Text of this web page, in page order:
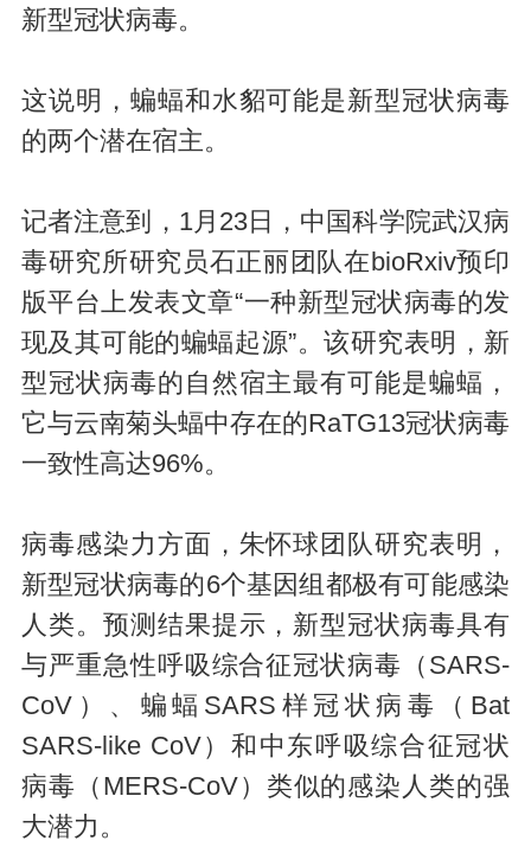
新型冠状病毒。
这说明，蝙蝠和水貂可能是新型冠状病毒
的两个潜在宿主。
记者注意到，1月23日，中国科学院武汉病
毒研究所研究员石正丽团队在bioRxiv预印
版平台上发表文章“一种新型冠状病毒的发
现及其可能的蝙蝠起源”。该研究表明，新
型冠状病毒的自然宿主最有可能是蝙蝠，
它与云南菊头蝠中存在的RaTG13冠状病毒
一致性高达96%。
病毒感染力方面，朱怀球团队研究表明，
新型冠状病毒的6个基因组都极有可能感染
人类。预测结果提示，新型冠状病毒具有
与严重急性呼吸综合征冠状病毒（SARS-
CoV）、蝙蝠SARS样冠状病毒（Bat
SARS-like CoV）和中东呼吸综合征冠状
病毒（MERS-CoV）类似的感染人类的强
大潜力。